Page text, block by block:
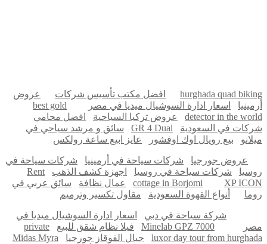
hurghada quad biking افضل مكتب تأسيس شركات
عروض
أرمينيا
اسعار ادارة السوشيال ميديا في مصر
best gold
detector in the world
عروض تركيا السياحية
افضل محامي
شركات في السعودية
GR 4 Dual
سائق و مرشد سياحي في
ميلانو
بيع رويال اوك اوفشور عايز ابيع ساعة رولكس
عروض جورجيا شركات سياحة في أرمينيا
شركات سياحة في
روسيا
شركات سياحة في روسيا اجهزة كشف الذهب
Rent
cottage in Borjomi
XP ICON عمال نظافة
سائق عربي في
روما
أنواع القهوة السعودية مقاول تكسير وترميم
شركة سياحة في دبي
اسعار ادارة السوشيال ميديا في
مصر
Minelab GPZ 7000 فيلا نظام شقق للبيع
private
luxor day tour from hurghada
جبال القوقاز جورجيا
Midas Myra